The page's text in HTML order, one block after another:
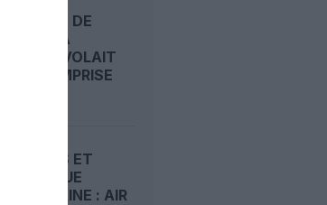
UN PILOTE DE
MALAYSIA
AIRLINES VOLAIT
SOUS L’EMPRISE
MALDIVES ET
RÉPUBLIQUE
DOMINICAINE : AIR